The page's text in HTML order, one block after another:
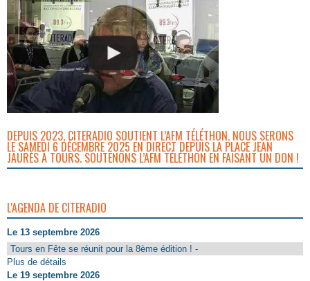
DEPUIS 2023, CITERADIO SOUTIENT L’AFM TÉLÉTHON. NOUS SERONS
LE SAMEDI 6 DÉCEMBRE 2025 EN DIRECT DEPUIS LA PLACE JEAN
JAURÈS À TOURS. SOUTENONS L’AFM TÉLÉTHON EN FAISANT UN DON !
L'AGENDA DE CITERADIO
Le 13 septembre 2026
Tours en Fête se réunit pour la 8ème édition ! -
Plus de détails
Le 19 septembre 2026